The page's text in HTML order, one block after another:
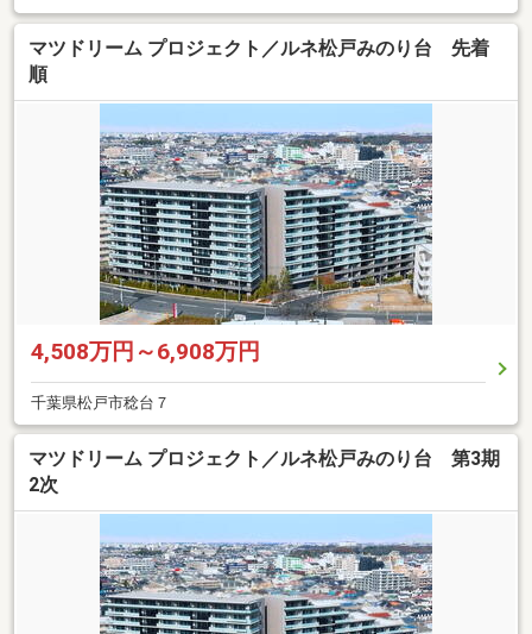
マツドリーム プロジェクト／ルネ松戸みのり台 先着
順
4,508万円～6,908万円
千葉県松戸市稔台７
マツドリーム プロジェクト／ルネ松戸みのり台 第3期
2次